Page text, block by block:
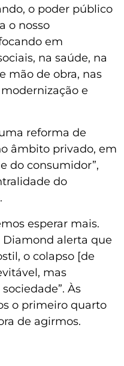
o poder público
o nosso
em
na saúde, na
mão de obra, nas
e
reforma de
âmbito privado, em
do consumidor”,
do
esperar mais.
Diamond alerta que
o colapso [de
mas
Às
o primeiro quarto
de agirmos.